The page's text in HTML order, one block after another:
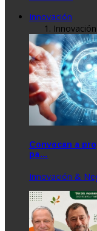
Innovación
Convocan a
pa…
Innovación &